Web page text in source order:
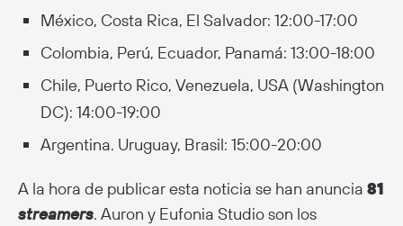
México, Costa Rica, El Salvador: 12:00-17:00
Colombia, Perú, Ecuador, Panamá: 13:00-18:00
Chile, Puerto Rico, Venezuela, USA (Washington
DC): 14:00-19:00
Argentina. Uruguay, Brasil: 15:00-20:00
A la hora de publicar esta noticia se han anuncia 81
streamers. Auron y Eufonia Studio son los